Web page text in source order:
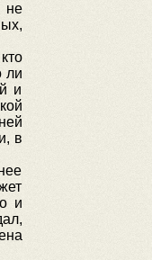
не
ли
и
в
и